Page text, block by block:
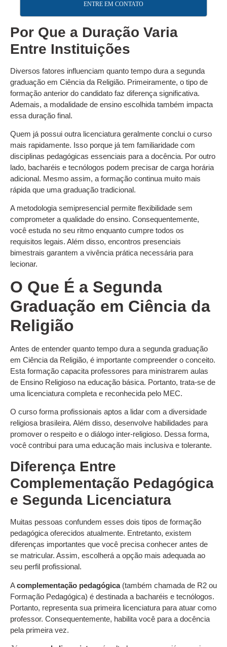
ENTRE EM CONTATO
Por Que a Duração Varia
Entre Instituições
Diversos fatores influenciam quanto tempo dura a segunda
graduação em Ciência da Religião. Primeiramente, o tipo de
formação anterior do candidato faz diferença significativa.
Ademais, a modalidade de ensino escolhida também impacta
essa duração final.
Quem já possui outra licenciatura geralmente conclui o curso
mais rapidamente. Isso porque já tem familiaridade com
disciplinas pedagógicas essenciais para a docência. Por outro
lado, bacharéis e tecnólogos podem precisar de carga horária
adicional. Mesmo assim, a formação continua muito mais
rápida que uma graduação tradicional.
A metodologia semipresencial permite flexibilidade sem
comprometer a qualidade do ensino. Consequentemente,
você estuda no seu ritmo enquanto cumpre todos os
requisitos legais. Além disso, encontros presenciais
bimestrais garantem a vivência prática necessária para
lecionar.
O Que É a Segunda
Graduação em Ciência da
Religião
Antes de entender quanto tempo dura a segunda graduação
em Ciência da Religião, é importante compreender o conceito.
Esta formação capacita professores para ministrarem aulas
de Ensino Religioso na educação básica. Portanto, trata-se de
uma licenciatura completa e reconhecida pelo MEC.
O curso forma profissionais aptos a lidar com a diversidade
religiosa brasileira. Além disso, desenvolve habilidades para
promover o respeito e o diálogo inter-religioso. Dessa forma,
você contribui para uma educação mais inclusiva e tolerante.
Diferença Entre
Complementação Pedagógica
e Segunda Licenciatura
Muitas pessoas confundem esses dois tipos de formação
pedagógica oferecidos atualmente. Entretanto, existem
diferenças importantes que você precisa conhecer antes de
se matricular. Assim, escolherá a opção mais adequada ao
seu perfil profissional.
Acomplementação pedagógica(também chamada de R2 ou
Formação Pedagógica) é destinada a bacharéis e tecnólogos.
Portanto, representa sua primeira licenciatura para atuar como
professor. Consequentemente, habilita você para a docência
pela primeira vez.